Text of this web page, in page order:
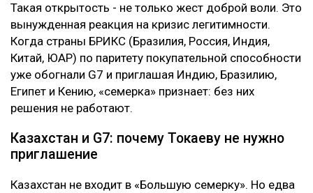
Такая открытость - не только жест доброй воли. Это
вынужденная реакция на кризис легитимности.
Когда страны БРИКС (Бразилия, Россия, Индия,
Китай, ЮАР) по паритету покупательной способности
уже обогнали G7 и приглашая Индию, Бразилию,
Египет и Кению, «семерка» признает: без них
решения не работают.
Казахстан и G7: почему Токаеву не нужно
приглашение
Казахстан не входит в «Большую семерку». Но едва